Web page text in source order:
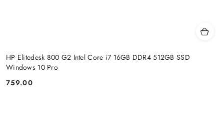
HP Elitedesk 800 G2 Intel Core i7 16GB DDR4 512GB SSD
Windows 10 Pro
Cena:
759.00